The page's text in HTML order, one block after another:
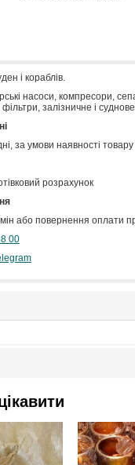
і кораблів.
насоси, компресори,
залізничне і
за умови наявності товару
розрахунок
або повернення оплати
00